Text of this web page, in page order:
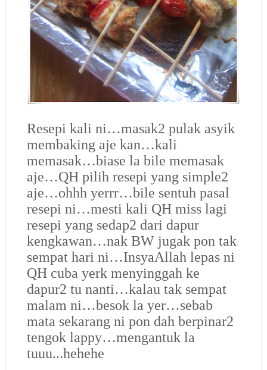
Resepi kali ni…masak2 pulak asyik
membaking aje kan…kali
memasak…biase la bile memasak
aje…QH pilih resepi yang simple2
aje…ohhh yerrr…bile sentuh pasal
resepi ni…mesti kali QH miss lagi
resepi yang sedap2 dari dapur
kengkawan…nak BW jugak pon tak
sempat hari ni…InsyaAllah lepas ni
QH cuba yerk menyinggah ke
dapur2 tu nanti…kalau tak sempat
malam ni…besok la yer…sebab
mata sekarang ni pon dah berpinar2
tengok lappy…mengantuk la
tuuu...hehehe